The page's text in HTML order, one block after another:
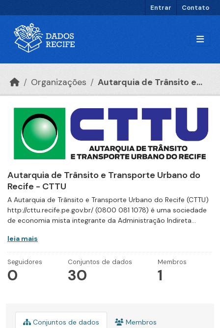
Entrar Contato
Organizações Autarquia de Trânsito e...
Autarquia de Trânsito e Transporte Urbano do
Recife - CTTU
A Autarquia de Trânsito e Transporte Urbano do Recife (CTTU)
http://cttu.recife.pe.gov.br/ (0800 081 1078) é uma sociedade
de economia mista integrante da Administração Indireta...
leia mais
Seguidores
0
Conjuntos de dados
30
Membros
1
Conjuntos de dados Membros